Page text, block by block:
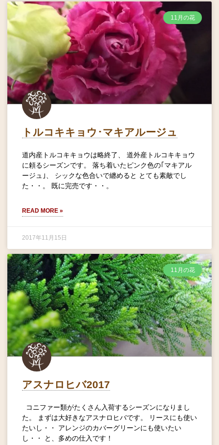
11月の花
トルコキキョウ･マキアルージュ
道内産トルコキキョウは略終了、 道外産トルコキキョウ
に頼るシーズンです。 落ち着いたピンク色の｢マキアル
ージュ｣、 シックな色合いで纏めると とても素敵でし
た・・。 既に完売です・・。
READ MORE »
2017年11月15日
11月の花
アスナロヒバ2017
コニファー類がたくさん入荷するシーズンになりまし
た。 まずは大好きなアスナロヒバです。 リースにも使い
たいし・・ アレンジのカバーグリーンにも使いたい
し・・ と、多めの仕入です！